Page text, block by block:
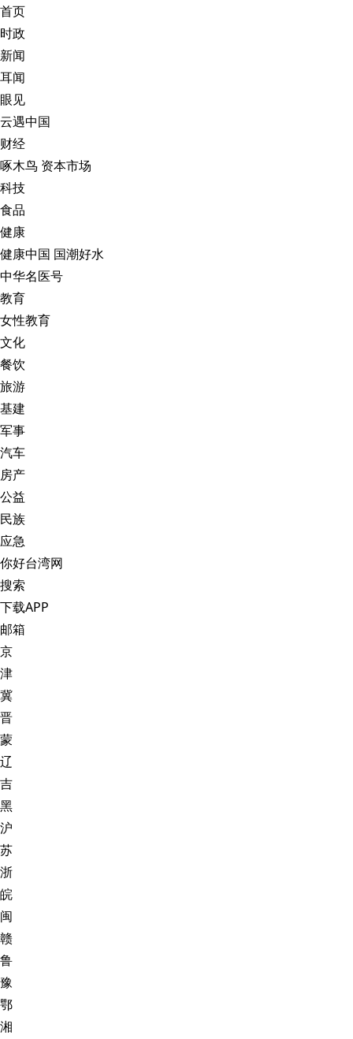
首页
时政
新闻
耳闻
眼见
云遇中国
财经
啄木鸟 资本市场
科技
食品
健康
健康中国 国潮好水
中华名医号
教育
女性教育
文化
餐饮
旅游
基建
军事
汽车
房产
公益
民族
应急
你好台湾网
搜索
下载APP
邮箱
京
津
冀
晋
蒙
辽
吉
黑
沪
苏
浙
皖
闽
赣
鲁
豫
鄂
湘